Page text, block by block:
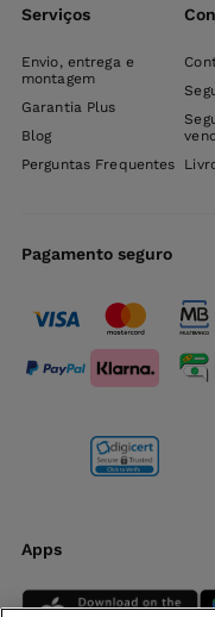
Serviços
Envio, entrega e
montagem
Garantia Plus
Blog
Perguntas Frequentes
Pagamento seguro
Apps